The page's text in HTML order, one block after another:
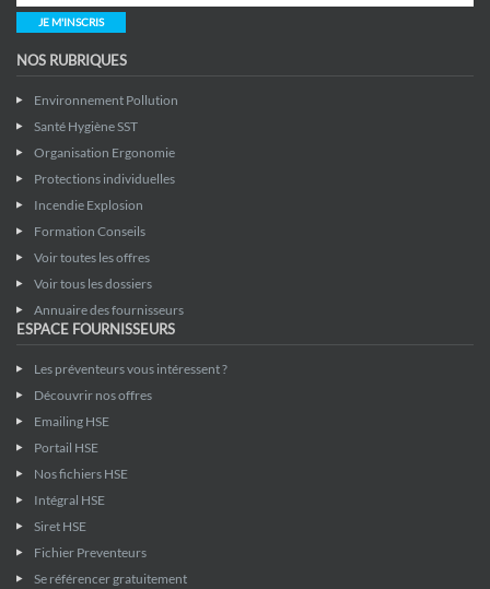
JE M'INSCRIS
NOS RUBRIQUES
Environnement Pollution
Santé Hygiène SST
Organisation Ergonomie
Protections individuelles
Incendie Explosion
Formation Conseils
Voir toutes les offres
Voir tous les dossiers
Annuaire des fournisseurs
ESPACE FOURNISSEURS
Les préventeurs vous intéressent ?
Découvrir nos offres
Emailing HSE
Portail HSE
Nos fichiers HSE
Intégral HSE
Siret HSE
Fichier Preventeurs
Se référencer gratuitement